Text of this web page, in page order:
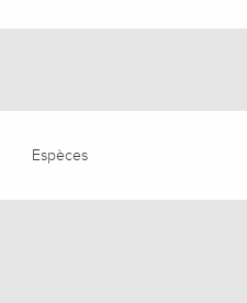
Espèces